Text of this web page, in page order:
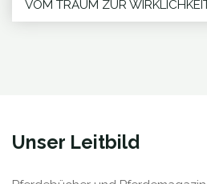
VOM TRAUM ZUR
DER
–
Unser Leitbild